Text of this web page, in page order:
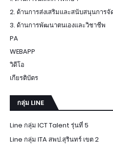
2. ด้านการส่งเสริมและสนับสนุนการจั
3. ด้านการพัฒนาตนเองและวิชาชีพ
PA
WEBAPP
วิดีโอ
เกียรติบัตร
กลุ่ม LINE
Line กลุ่ม ICT Talent รุ่นที่ 5
Line กลุ่ม ITA สพป.สุรินทร์ เขต 2